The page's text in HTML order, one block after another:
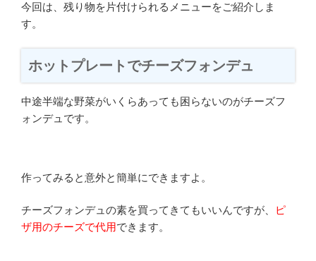
今回は、残り物を片付けられるメニューをご紹介しま
す。
ホットプレートでチーズフォンデュ
中途半端な野菜がいくらあっても困らないのがチーズフ
ォンデュです。
作ってみると意外と簡単にできますよ。
チーズフォンデュの素を買ってきてもいいんですが、
ピ
ザ用のチーズで代用できます。